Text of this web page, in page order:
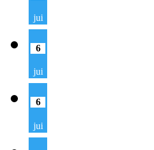
jui
6
jui
6
jui